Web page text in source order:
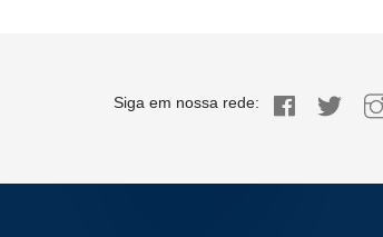
Siga em nossa rede: